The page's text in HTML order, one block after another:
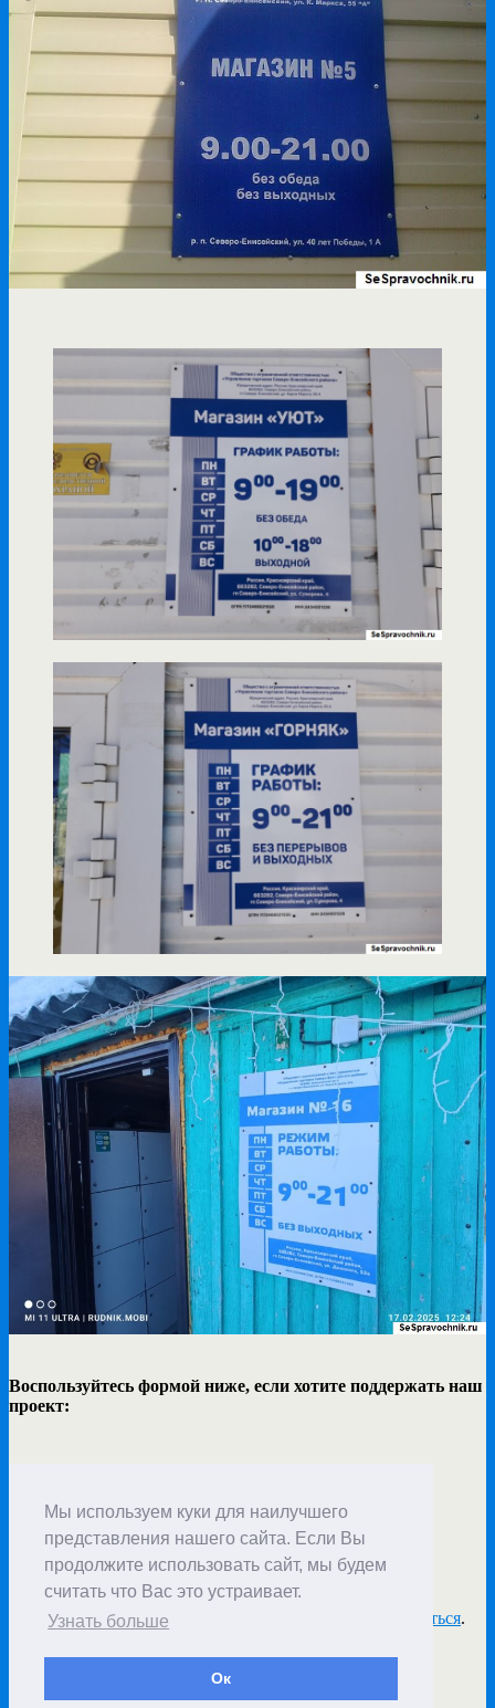
Мы используем куки для наилучшего
представления нашего сайта. Если Вы
продолжите использовать сайт, мы будем
считать что Вас это устраивает.
Узнать больше
Ок
Воспользуйтесь формой ниже, если хотите поддержать наш
проект:
1
Добавить комментарий
Для отправки комментария вам необходимо авторизоваться.